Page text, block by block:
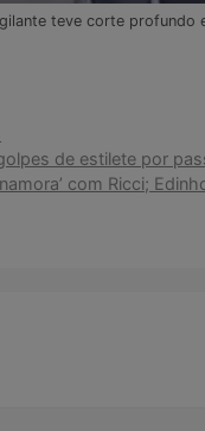
teve corte profundo
de estilete por
com Ricci;